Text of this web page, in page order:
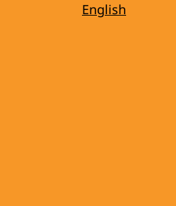
English